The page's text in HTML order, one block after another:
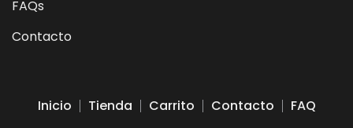
FAQs
Contacto
Inicio Tienda Carrito Contacto FAQ